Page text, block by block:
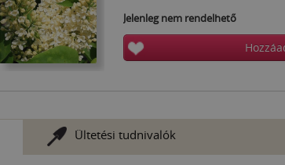
Jelenleg nem rendelhető
Ültetési tudnivalók